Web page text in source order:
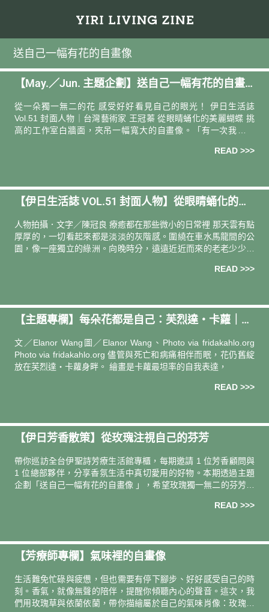
送自己一幅有花的自畫像
【May.／Jun. 主題企劃】送自己一幅有花的自畫
從一朵獨一無二的花 感受好好看見自己的眼光！ 伊日生活誌
Vol.51 封面人物｜台灣藝術家 王冠蓁 從眼睛蛹化的美麗蝴蝶 挑
高的工作室白牆面，夾吊一幅寬大的自畫像。「有一次我去爬
READ >>>
【伊日生活誌 VOL.51 封面人物】從眼睛蛹化的美
人物拍攝．文字／陳冠良 療癒都在那些微小的日常裡 那天雲有點
厚厚的，一切看起來都是淡淡的灰階感。圍繞在車水馬龍間的公
園，像一座獨立的綠洲。向晚時分，遠遠近近而來的老老少少，
READ >>>
【主題專欄】每朵花都是自己：芙烈達・卡蘿｜策
文／Elanor Wang圖／Elanor Wang、Photo via fridakahlo.org
Photo via fridakahlo.org 儘管與死亡和病痛相伴而眠，花仍舊綻
放在芙烈達・卡蘿身畔。 繪畫是卡蘿最坦率的自我表達，
READ >>>
【伊日芳香散策】從玫瑰注視自己的芬芳
帶你巡訪全台伊聖詩芳療⽣活館專櫃，每期邀請 1 位芳香顧問與
1 位總部夥伴，分享⾹氛生活中真切愛用的好物。本期透過主題
企劃「送⾃⼰⼀幅有花的⾃畫像 」，希望玫瑰獨一無二的芬芳能
台南新天地．伊聖詩芳療生活館專櫃：黃色磁磚暖調與古傢俱般
READ >>>
【芳療師專欄】氣味裡的自畫像
生活難免忙碌與疲憊，但也需要有停下腳步、好好感受自己的時
刻。香氣，就像無聲的陪伴，提醒你傾聽內心的聲音。這次，我
們用玫瑰草與依蘭依蘭，帶你描繪屬於自己的氣味肖像：玫瑰草